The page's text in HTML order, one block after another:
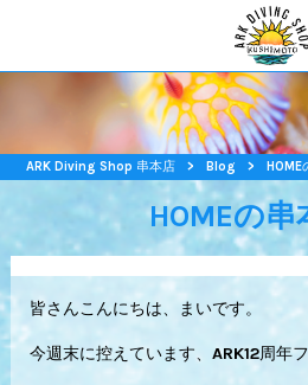
ARK Diving Shop 串本店 > Blog > HOME
HOMEの
皆さんこんにちは、まいです。
今週末に控えています、ARK12周年